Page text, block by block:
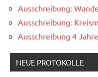
Ausschreibung:
Ausschreibung:
Ausschreibung 4
NEUE PROTOKOLLE